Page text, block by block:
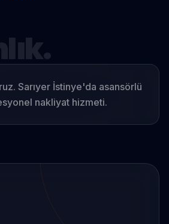
Sarıyer İstinye'da asansörlü
nakliyat hizmeti.